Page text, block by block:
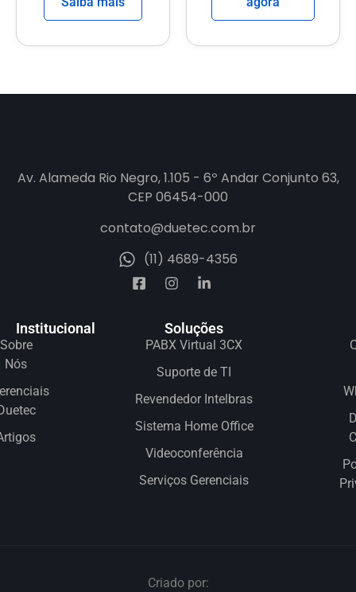
Av. Alameda Rio Negro, 1.105 - 6º Andar Conjunto 63,
CEP 06454-000
contato@duetec.com.br
(11) 4689-4356
Institucional
Sobre
Nós
Soluções
PABX Virtual 3CX
Suporte de TI
Revendedor Intelbras
Sistema Home Office
Videoconferência
Serviços Gerenciais
Criado por: